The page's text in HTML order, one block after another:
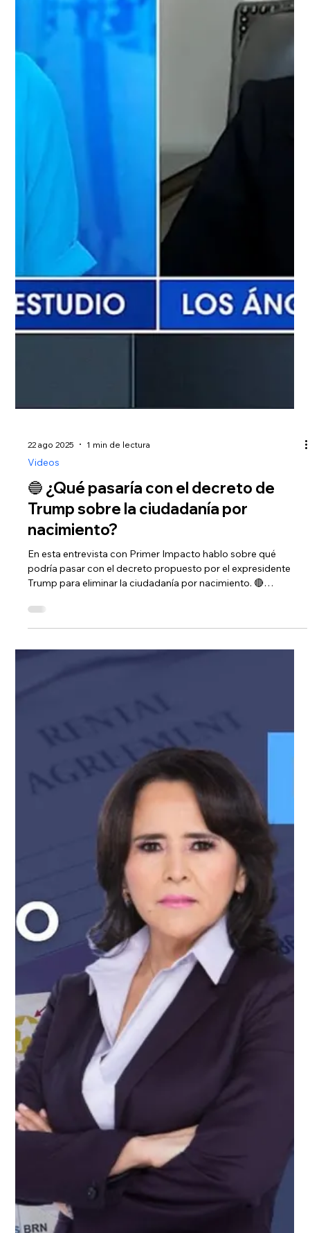
1 min de lectura
🔵 ¿Qué pasaría con el decreto de
Trump sobre la ciudadanía por
nacimiento?
En esta entrevista con Primer Impacto hablo sobre qué
podría pasar con el decreto propuesto por el expresidente
Trump para eliminar la ciudadanía por nacimiento. 🔴
Ayúdanos a cumplir con…